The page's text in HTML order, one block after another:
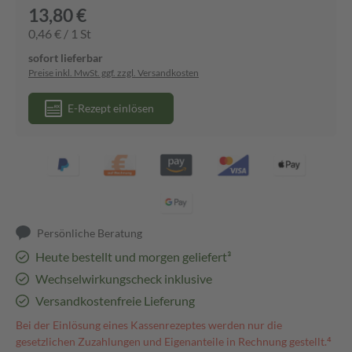
13,80 €
0,46 € / 1 St
sofort lieferbar
Preise inkl. MwSt. ggf. zzgl. Versandkosten
E-Rezept einlösen
Persönliche Beratung
Heute bestellt und morgen geliefert³
Wechselwirkungscheck inklusive
Versandkostenfreie Lieferung
Bei der Einlösung eines Kassenrezeptes werden nur die
gesetzlichen Zuzahlungen und Eigenanteile in Rechnung gestellt.⁴